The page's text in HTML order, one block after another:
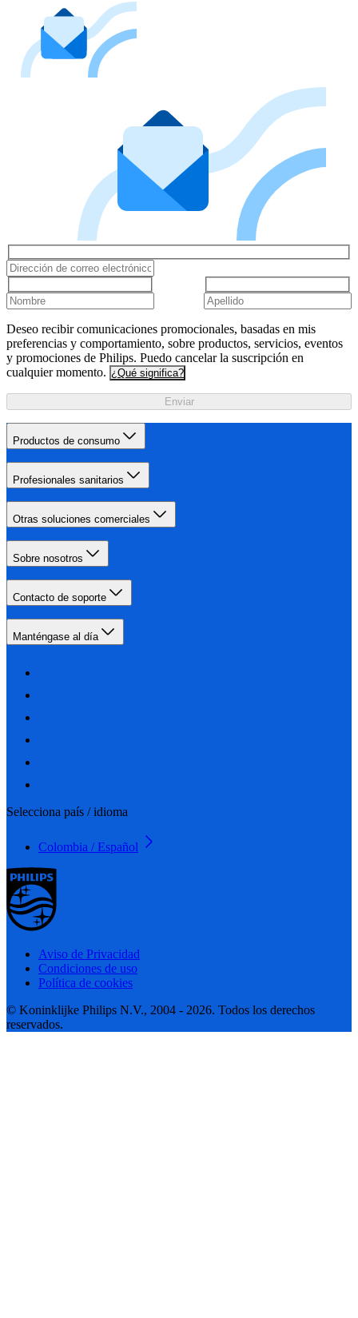
Deseo recibir comunicaciones promocionales, basadas en mis
preferencias y comportamiento, sobre productos, servicios, eventos
y promociones de Philips. Puedo cancelar la suscripción en
cualquier momento. ¿Qué significa?
Enviar
Productos de consumo
Profesionales sanitarios
Otras soluciones comerciales
Sobre nosotros
Contacto de soporte
Manténgase al día
Selecciona país / idioma
Colombia / Español
Aviso de Privacidad
Condiciones de uso
Política de cookies
© Koninklijke Philips N.V., 2004 - 2026. Todos los derechos
reservados.